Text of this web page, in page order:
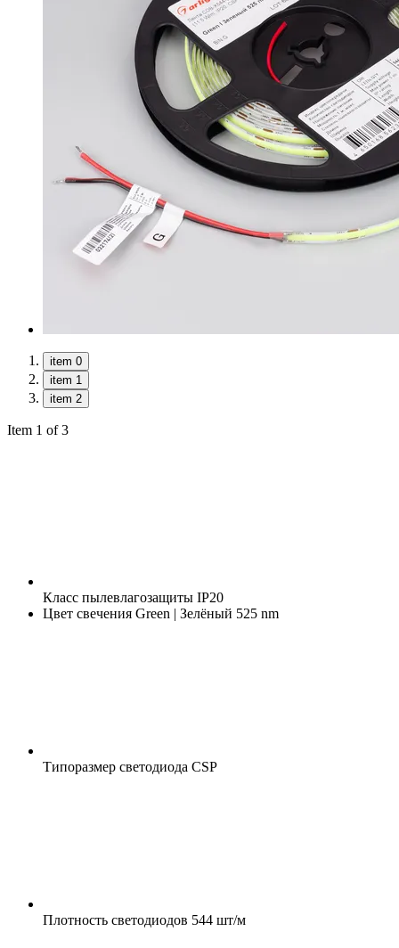
item 0
item 1
item 2
Item 1 of 3
Класс пылевлагозащиты IP20
Цвет свечения Green | Зелёный 525 nm
Типоразмер светодиода CSP
Плотность светодиодов 544 шт/м